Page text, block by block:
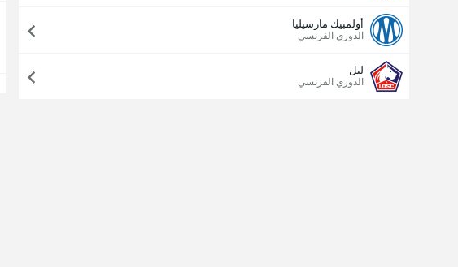
أولمبيك مارسيليا
الدوري الفرنسي
ليل
الدوري الفرنسي